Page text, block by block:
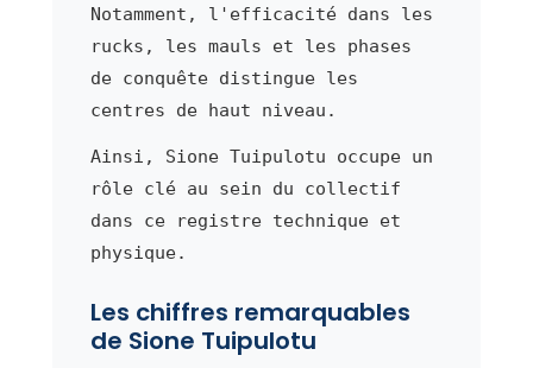
Notamment, l'efficacité dans les
rucks, les mauls et les phases
de conquête distingue les
centres de haut niveau.
Ainsi, Sione Tuipulotu occupe un
rôle clé au sein du collectif
dans ce registre technique et
physique.
Les chiffres remarquables
de Sione Tuipulotu